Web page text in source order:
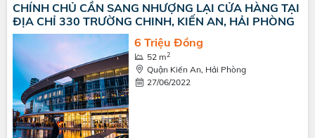
CHÍNH CHỦ CẦN SANG NHƯỢNG LẠI CỬA HÀNG TẠI
ĐỊA CHỈ 330 TRƯỜNG CHINH, KIẾN AN, HẢI PHÒNG
6 Triệu Đồng
52 m2
Quận Kiến An, Hải Phòng
27/06/2022